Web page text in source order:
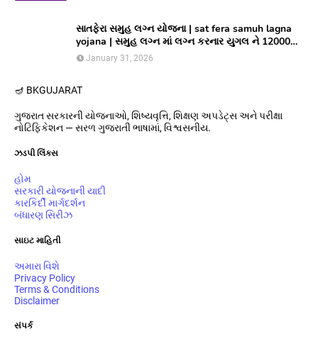
સાતફેરા સમુહ લગ્ન યોજના | sat fera samuh lagna
yojana | સમુહ લગ્ન માં લગ્ન કરનાર યુગલ ને 12000
અને આયોજક સંસ્થાને યુગલ દિઠ ૩૦૦૦૦/ ની સહાય
આપતી યોજના
January 31, 2026
🪔 BKGUJARAT
ગુજરાત સરકારની યોજનાઓ, શિષ્યવૃત્તિ, શિક્ષણ અપડેટ્સ અને પરીક્ષા
નોટિફિકેશન — સરળ ગુજરાતી ભાષામાં, વિશ્વસનીય.
ઝડપી લિંક્સ
હોમ
સરકારી યોજનાની યાદી
કારકિર્દી માર્ગદર્શન
બંધારણ સિરીઝ
સાઇટ માહિતી
અમારા વિશે
Privacy Policy
Terms & Conditions
Disclaimer
સંપર્ક